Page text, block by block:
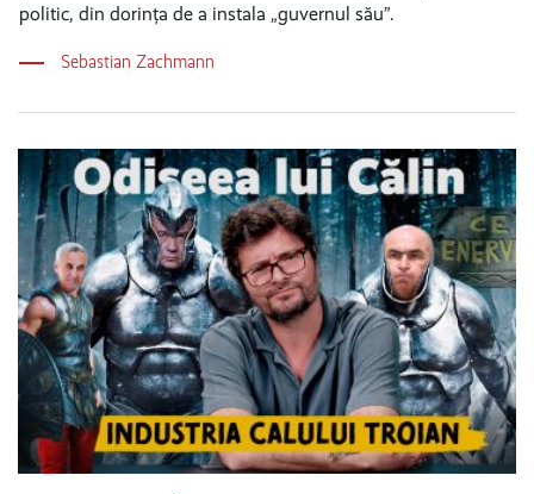
politic, din dorința de a instala „guvernul său”.
Sebastian Zachmann